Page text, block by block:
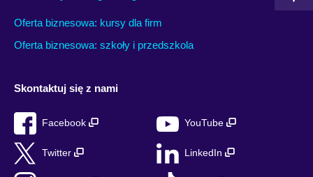
Oferta biznesowa: kursy dla firm
Oferta biznesowa: szkoły i przedszkola
Skontaktuj się z nami
Facebook YouTube
Twitter LinkedIn